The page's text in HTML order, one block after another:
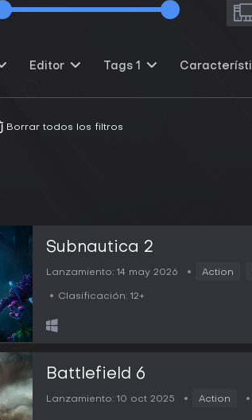
Editor Tags 1
Borrar todos los filtros
Subnautica 2
Lanzamiento: 14 may 2026 Action
Clasificación: 12+
Battlefield 6
Lanzamiento: 10 oct 2025 Action